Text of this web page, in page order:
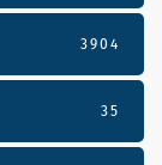
3904
35